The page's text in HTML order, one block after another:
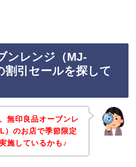
ンレンジ（MJ‐
割引セールを探して
無印良品オーブンレ
）のお店で季節限定
施しているかも♪